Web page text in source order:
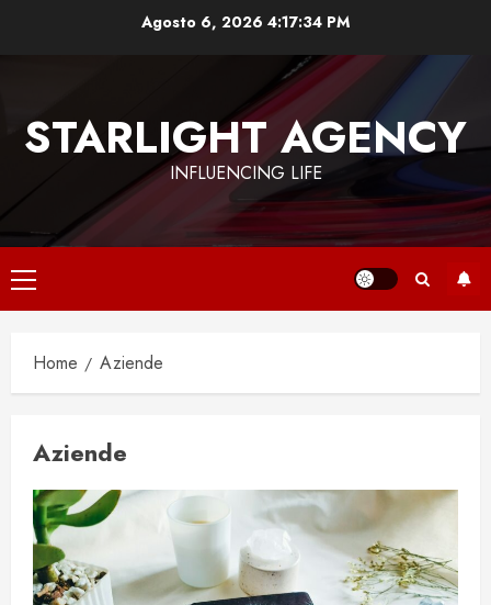
Agosto 6, 2026 4:17:35 PM
STARLIGHT AGENCY
INFLUENCING LIFE
Menu
principale
Home Aziende
Aziende